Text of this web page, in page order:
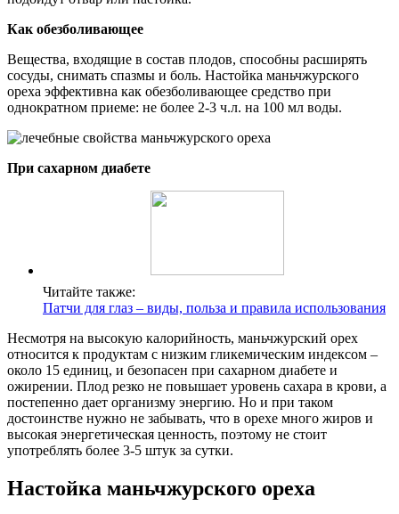
Как обезболивающее
Вещества, входящие в состав плодов, способны расширять
сосуды, снимать спазмы и боль. Настойка маньчжурского
ореха эффективна как обезболивающее средство при
однократном приеме: не более 2-3 ч.л. на 100 мл воды.
При сахарном диабете
Читайте также:
Патчи для глаз – виды, польза и правила использования
Несмотря на высокую калорийность, маньчжурский орех
относится к продуктам с низким гликемическим индексом –
около 15 единиц, и безопасен при сахарном диабете и
ожирении. Плод резко не повышает уровень сахара в крови, а
постепенно дает организму энергию. Но и при таком
достоинстве нужно не забывать, что в орехе много жиров и
высокая энергетическая ценность, поэтому не стоит
употреблять более 3-5 штук за сутки.
Настойка маньчжурского ореха